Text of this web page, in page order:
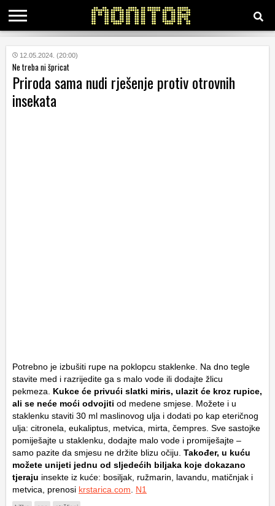
KATEGORIJE
HRVATSKI
WEB
12.05.2024. (20:00)
Ne treba ni špricat
Priroda sama nudi rješenje protiv otrovnih
insekata
Potrebno je izbušiti rupe na poklopcu staklenke. Na dno tegle
stavite med i razrijedite ga s malo vode ili dodajte žlicu
pekmeza.
Kukce će privući slatki miris, ulazit će kroz rupice,
ali se neće moći odvojiti od medene smjese. Možete i u
staklenku staviti 30 ml maslinovog ulja i dodati po kap eteričnog
ulja: citronela, eukaliptus, metvica, mirta, čempres. Sve sastojke
pomiješajte u staklenku, dodajte malo vode i promiješajte –
samo pazite da smjesu ne držite blizu očiju. Također, u kuću
možete unijeti jednu od sljedećih biljaka koje dokazano
tjeraju insekte iz kuće: bosiljak, ružmarin, lavandu, matičnjak i
metvica, prenosi krstarica.com N1